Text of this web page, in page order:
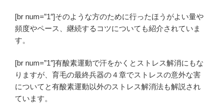
[br num=”1″]そのような方のために行ったほうがよい量や
頻度やペース、 継続するコツについても紹介されていま
す。
[br num=”1″]有酸素運動で汗をかくとストレス解消にもな
りますが、育毛の最終兵器の４章でストレスの意外な害
についてと有酸素運動以外のストレス解消法も解説 され
ています。